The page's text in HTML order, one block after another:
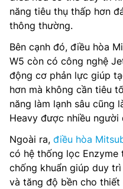
năng tiêu thụ thấp hơn
thông thường.
Bên cạnh đó, điều hòa
W5 còn có công nghệ
động cơ phản lực giúp
hơn mà không cần tiêu
năng làm lạnh sâu cũng
Heavy được nhiều người
Ngoài ra, điều hòa
có hệ thống lọc Enzyme
chống khuẩn giúp duy
và tăng độ bền cho